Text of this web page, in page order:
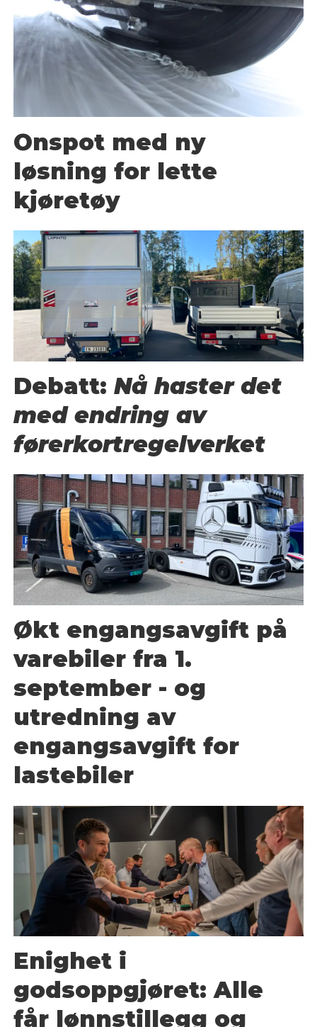
Onspot med ny
løsning for lette
kjøretøy
Debatt:Nå haster det
med endring av
førerkortregelverket
Økt engangsavgift på
varebiler fra 1.
september - og
utredning av
engangsavgift for
lastebiler
Enighet i
godsoppgjøret: Alle
får lønnstillegg og